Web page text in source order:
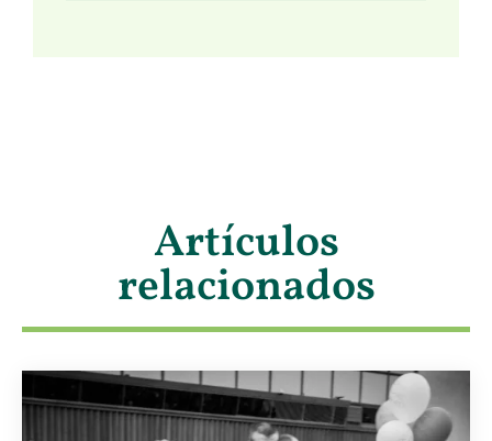
Artículos
relacionados